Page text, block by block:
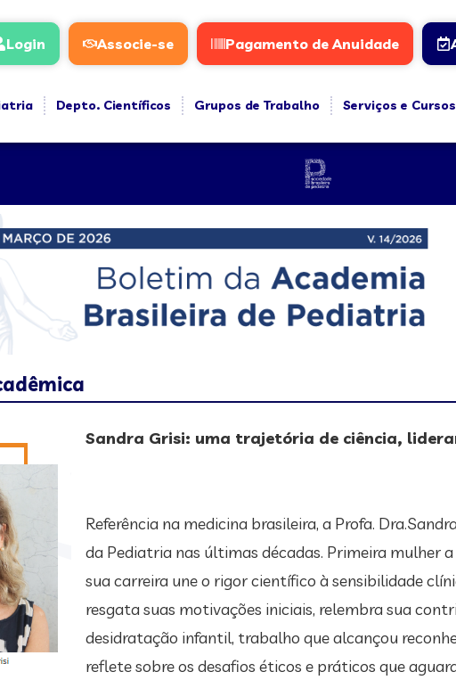
Login Associe-se Pagamento de Anuidade
Depto. Científicos Grupos de Trabalho Serviços e Cursos
Sandra Grisi: uma trajetória de ciência,
Referência na medicina brasileira, a Profa.
da Pediatria nas últimas décadas. Primeira mulher
sua carreira une o rigor científico à sensibilidade
resgata suas motivações iniciais, relembra sua
desidratação infantil, trabalho que alcançou
reflete sobre os desafios éticos e práticos que